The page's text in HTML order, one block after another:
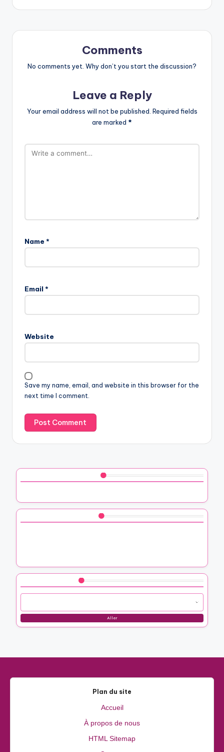
Comments
No comments yet. Why don’t you start the discussion?
Leave a Reply
Your email address will not be published. Required fields
are marked *
Name *
Email *
Website
Save my name, email, and website in this browser for the
next time I comment.
Aller
Plan du site
Accueil
À propos de nous
HTML Sitemap